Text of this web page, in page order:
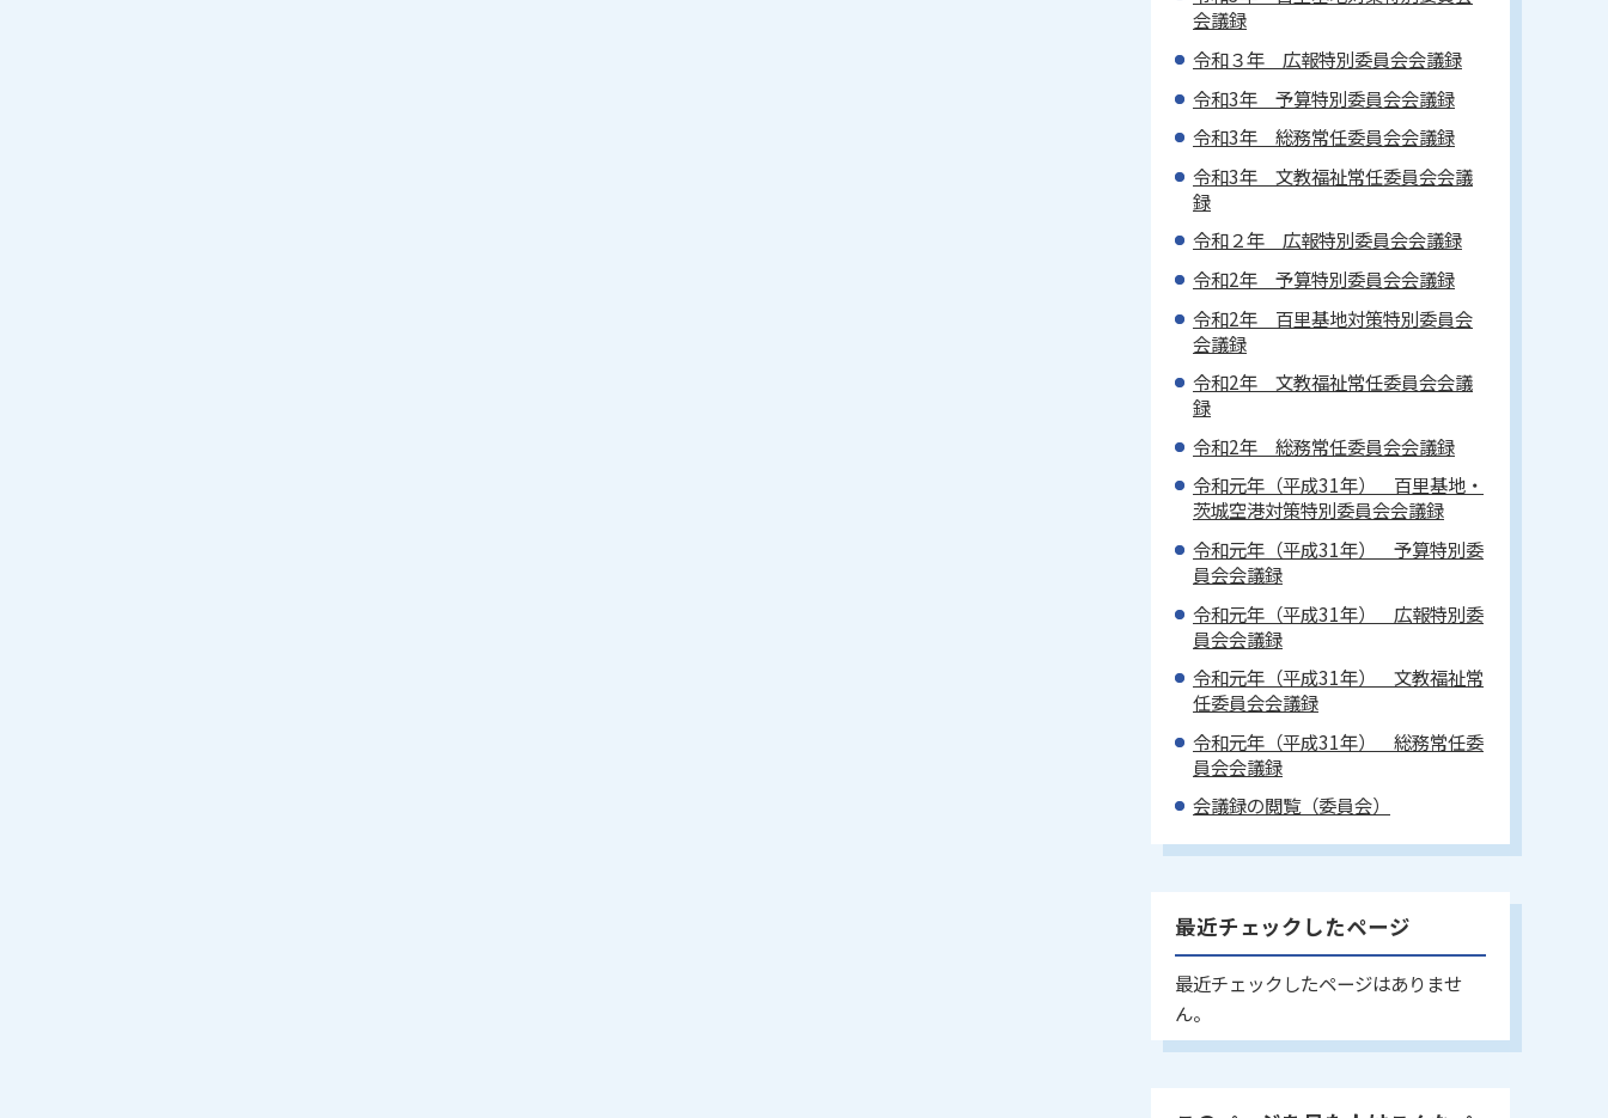
会議録
令和３年 広報特別委員会会議録
令和3年 予算特別委員会会議録
令和3年 総務常任委員会会議録
令和3年 文教福祉常任委員会会議
録
令和２年 広報特別委員会会議録
令和2年 予算特別委員会会議録
令和2年 百里基地対策特別委員会
会議録
令和2年 文教福祉常任委員会会議
録
令和2年 総務常任委員会会議録
令和元年（平成31年） 百里基地・
茨城空港対策特別委員会会議録
令和元年（平成31年） 予算特別委
員会会議録
令和元年（平成31年） 広報特別委
員会会議録
令和元年（平成31年） 文教福祉常
任委員会会議録
令和元年（平成31年） 総務常任委
員会会議録
会議録の閲覧（委員会）
最近チェックしたページ
最近チェックしたページはありませ
ん。